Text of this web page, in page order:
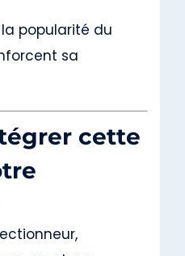
popularité du
sa
cette